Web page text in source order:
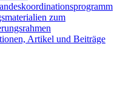
zum
Artikel und Beiträge